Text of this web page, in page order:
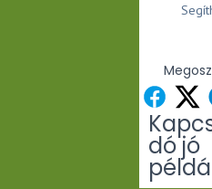
dó jó